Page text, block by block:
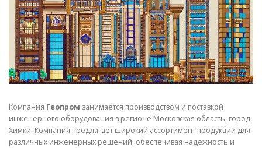
СТАТЬИ
Компания Геопром занимается производством и поставкой
инженерного оборудования в регионе Московская область, город
Химки. Компания предлагает широкий ассортимент продукции для
различных инженерных решений, обеспечивая надежность и